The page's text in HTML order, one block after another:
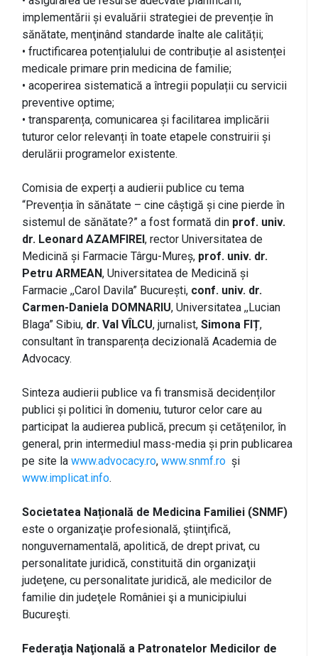
implementării și evaluării strategiei de prevenție în
sănătate, menţinând standarde înalte ale calității;
• fructificarea potențialului de contribuție al asistenței
medicale primare prin medicina de familie;
• acoperirea sistematică a întregii populații cu servicii
preventive optime;
• transparența, comunicarea și facilitarea implicării
tuturor celor relevanți în toate etapele construirii și
derulării programelor existente.
Comisia de experți a audierii publice cu tema
“Prevenția în sănătate – cine câștigă și cine pierde în
sistemul de sănătate?” a fost formată din prof. univ.
dr. Leonard AZAMFIREI, rector Universitatea de
Medicină și Farmacie Târgu-Mureș, prof. univ. dr.
Petru ARMEAN, Universitatea de Medicină și
Farmacie ,,Carol Davila” București, conf. univ. dr.
Carmen-Daniela DOMNARIU, Universitatea ,,Lucian
Blaga” Sibiu, dr. Val VÎLCU, jurnalist, Simona FIȚ,
consultant în transparența decizională Academia de
Advocacy.
Sinteza audierii publice va fi transmisă decidenților
publici și politici în domeniu, tuturor celor care au
participat la audierea publică, precum și cetățenilor, în
general, prin intermediul mass-media și prin publicarea
pe site la www.advocacy.ro, www.snmf.ro și
www.implicat.info.
Societatea Națională de Medicina Familiei (SNMF)
este o organizaţie profesională, ştiinţifică,
nonguvernamentală, apolitică, de drept privat, cu
personalitate juridică, constituită din organizaţii
judeţene, cu personalitate juridică, ale medicilor de
familie din judeţele României şi a municipiului
Bucureşti.
Federaţia Naţională a Patronatelor Medicilor de